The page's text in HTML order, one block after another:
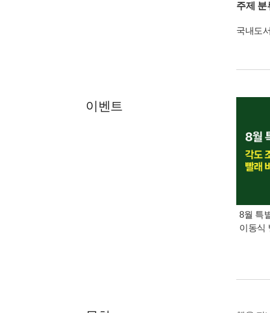
주제 분
국내도
이벤트
8월 특
이동식